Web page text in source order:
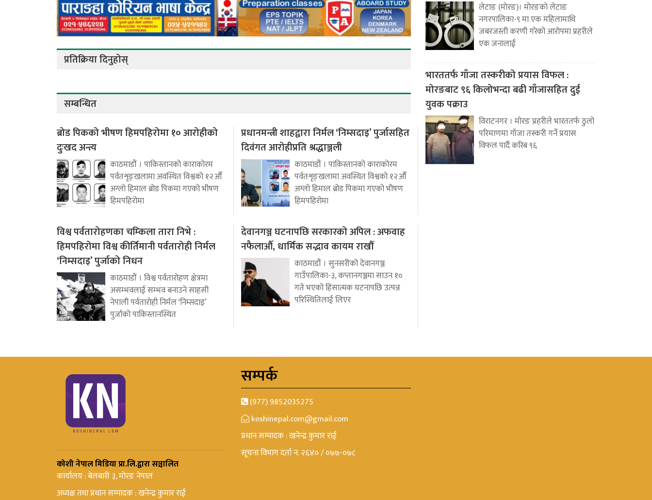
प्रतिक्रिया दिनुहोस्
सम्बन्धित
ब्रोड पिकको भीषण हिमपहिरोमा १० आरोहीको
दुःखद अन्त्य
काठमाडौं । पाकिस्तानको काराकोरम
पर्वतशृङ्खलामा अवस्थित विश्वको १२औँ
अग्लो हिमाल ब्रोड पिकमा गएको भीषण
हिमपहिरोमा
प्रधानमन्त्री शाहद्वारा निर्मल ‘निम्सदाइ’ पुर्जासहित
दिवंगत आरोहीप्रति श्रद्धाञ्जली
काठमाडौं । पाकिस्तानको काराकोरम
पर्वतशृङ्खलामा अवस्थित विश्वको १२औँ
अग्लो हिमाल ब्रोड पिकमा गएको भीषण
हिमपहिरोमा
विश्व पर्वतारोहणका चम्किला तारा निभे :
हिमपहिरोमा विश्व कीर्तिमानी पर्वतारोही निर्मल
‘निम्सदाइ’ पुर्जाको निधन
काठमाडौं । विश्व पर्वतारोहण क्षेत्रमा
असम्भवलाई सम्भव बनाउने साहसी
नेपाली पर्वतारोही निर्मल ‘निम्सदाइ’
पुर्जाको पाकिस्तानस्थित
देवानगञ्ज घटनापछि सरकारको अपिल : अफवाह
नफैलाऔँ, धार्मिक सद्भाव कायम राखौँ
काठमाडौं । सुनसरीको देवानगञ्ज
गाउँपालिका-३, कप्तानगञ्जमा साउन १०
गते भएको हिंसात्मक घटनापछि उत्पन्न
परिस्थितिलाई लिएर
लेटाङ (मोरङ)। मोरङको लेटाङ
नगरपालिका-९ मा एक महिलामाथि
जबरजस्ती करणी गरेको आरोपमा प्रहरीले
एक जनालाई
भारततर्फ गाँजा तस्करीको प्रयास विफल :
मोरङबाट ९६ किलोभन्दा बढी गाँजासहित दुई
युवक पक्राउ
विराटनगर । मोरङ प्रहरीले भारततर्फ ठुलो
परिमाणमा गाँजा तस्करी गर्ने प्रयास
विफल पार्दै करिब ९६
कोशी नेपाल मिडिया प्रा.लि.द्वारा सञ्चालित
कार्यालय : बेलबारी ३, मोरङ नेपाल
अध्यक्ष तथा प्रधान सम्पादक : खनेन्द्र कुमार राई
सम्पर्क
(977) 9852035275
koshinepal.com@gmail.com
प्रधान सम्पादक : खनेन्द्र कुमार राई
सूचना विभाग दर्ता न. २६४० / ०७७-०७८